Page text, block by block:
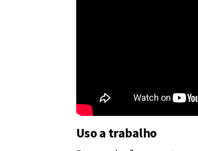
Uso a trabalho